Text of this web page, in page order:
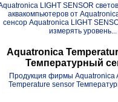
LIGHT SENSOR
аквакомпьютеров от
сенсор Aquatronica LIGHT
измерять уровень...
Aquatronica
Температурный
Продукция фирмы Aquatronica
Temperature sensor